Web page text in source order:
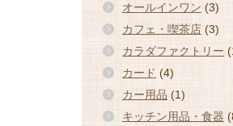
オールインワン (3)
カフェ・喫茶店 (3)
カラダファクトリー
カード (4)
カー用品 (1)
キッチン用品・食器